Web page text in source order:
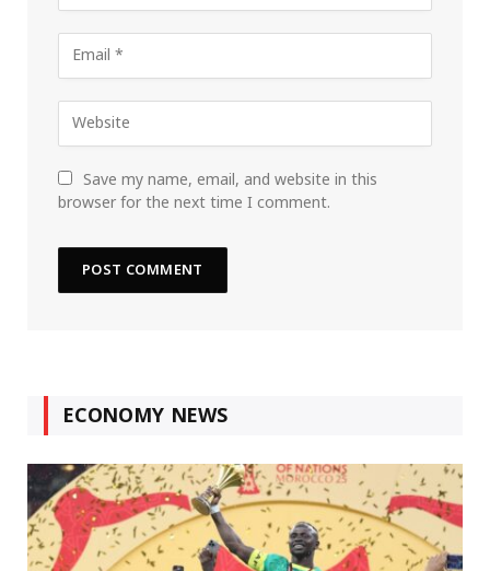
Save my name, email, and website in this
browser for the next time I comment.
ECONOMY NEWS